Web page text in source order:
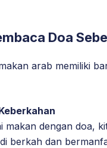
Doa
arab memiliki
makan dengan doa,
berkah dan